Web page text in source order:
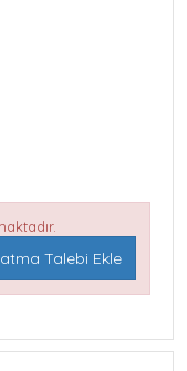
Talebi Ekle